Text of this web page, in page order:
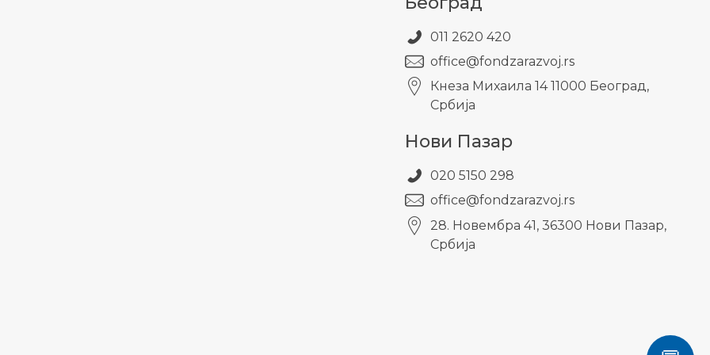
011 2620 420
office@fondzarazvoj.rs
Кнезa Михаила 14 11000 Београд,
Србија
Нови Пазар
020 5150 298
office@fondzarazvoj.rs
28. Новембра 41, 36300 Нови Пазар,
Србија